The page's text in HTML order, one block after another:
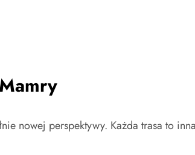
nowej perspektywy. Każda trasa to